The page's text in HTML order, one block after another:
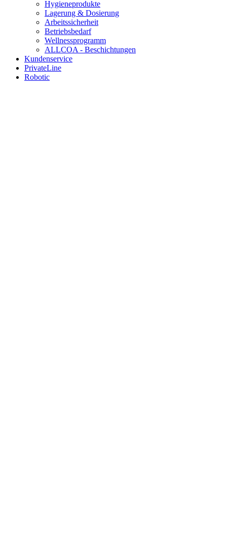
Hygieneprodukte
Lagerung & Dosierung
Arbeitssicherheit
Betriebsbedarf
Wellnessprogramm
ALLCOA - Beschichtungen
Kundenservice
PrivateLine
Robotic